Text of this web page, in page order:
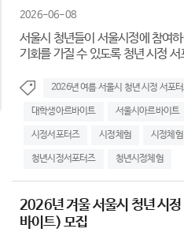
2026-06-08
서울시 청년들이 서울시정에 참여
기회를 가질 수 있도록 청년 시정
2026년 여름 서울시 청년 시정 서포
대학생아르바이트 서울시아르바이트
시정서포터즈 시정체험 시정체
청년시정서포터즈 청년시정체험
2026년 겨울 서울시 청년 시
바이트) 모집